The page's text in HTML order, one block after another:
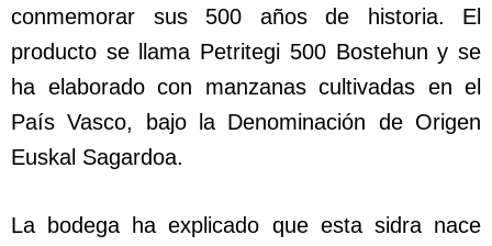
conmemorar sus 500 años de historia. El
producto se llama Petritegi 500 Bostehun y se
ha elaborado con manzanas cultivadas en el
País Vasco, bajo la Denominación de Origen
Euskal Sagardoa.
La bodega ha explicado que esta sidra nace